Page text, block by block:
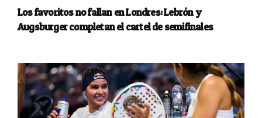
Los favoritos no fallan en Londres: Lebrón y
Augsburger completan el cartel de semifinales